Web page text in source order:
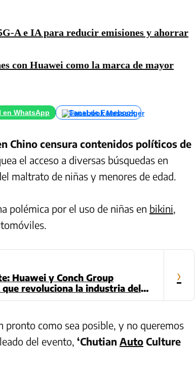
A e IA para reducir emisiones y ahorrar
con Huawei como la marca de mayor
en WhatsApp Canal de Facebook
Chino censura contenidos políticos de
el acceso a diversas búsquedas en
maltrato de niñas y menores de edad.
polémica por el uso de niñas en bikini,
Huawei y Conch Group
revoluciona la industria del
›
pronto como sea posible, y no queremos
del evento, ‘Chutian Auto Culture